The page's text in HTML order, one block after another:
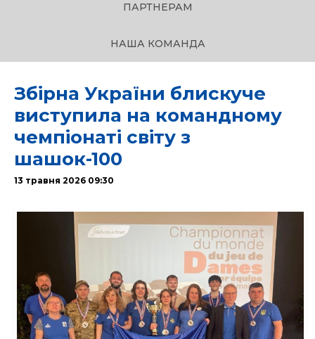
ПАРТНЕРАМ
НАША КОМАНДА
Збірна України блискуче
виступила на командному
чемпіонаті світу з
шашок-100
13 травня 2026 09:30